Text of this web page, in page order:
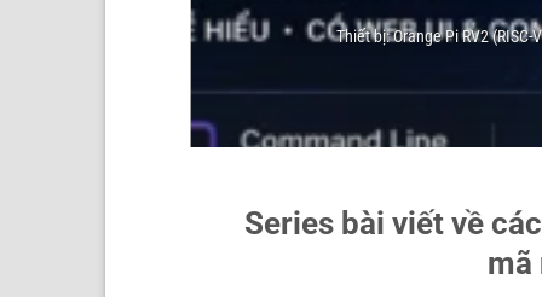
Thiết bị: Orange Pi RV2
Series bài viết về
mã